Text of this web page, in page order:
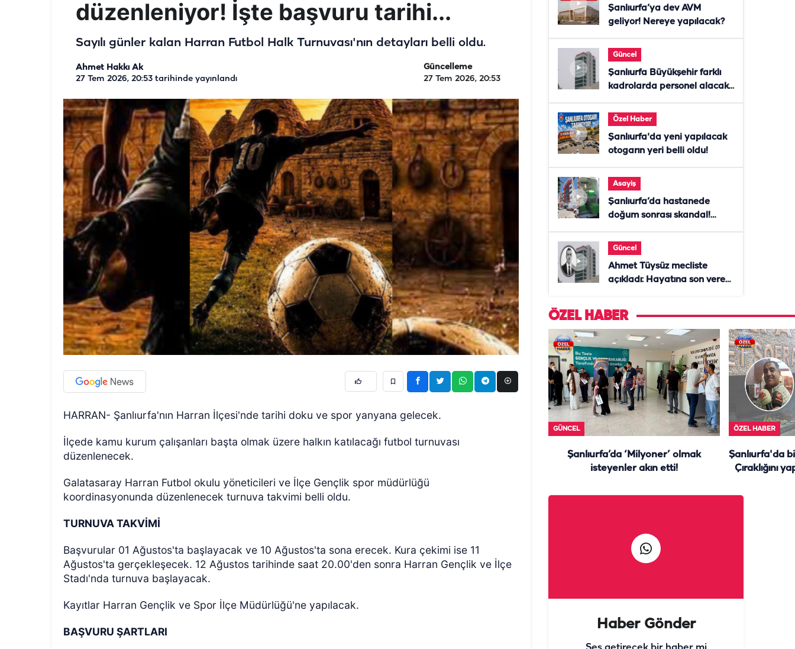
düzenleniyor! İşte başvuru tarihi...
Sayılı günler kalan Harran Futbol Halk Turnuvası'nın detayları belli oldu.
Ahmet Hakkı Ak
27 Tem 2026, 20:53 tarihinde yayınlandı
Güncelleme
27 Tem 2026, 20:53
HARRAN- Şanlıurfa'nın Harran İlçesi'nde tarihi doku ve spor yanyana gelecek.
İlçede kamu kurum çalışanları başta olmak üzere halkın katılacağı futbol turnuvası
düzenlenecek.
Galatasaray Harran Futbol okulu yöneticileri ve İlçe Gençlik spor müdürlüğü
koordinasyonunda düzenlenecek turnuva takvimi belli oldu.
TURNUVA TAKVİMİ
Başvurular 01 Ağustos'ta başlayacak ve 10 Ağustos'ta sona erecek. Kura çekimi ise 11
Ağustos'ta gerçekleşecek. 12 Ağustos tarihinde saat 20.00'den sonra Harran Gençlik ve İlçe
Stadı'nda turnuva başlayacak.
Kayıtlar Harran Gençlik ve Spor İlçe Müdürlüğü'ne yapılacak.
BAŞVURU ŞARTLARI
Şanlıurfa’ya dev AVM
geliyor! Nereye yapılacak?
Güncel
Şanlıurfa Büyükşehir farklı
kadrolarda personel alacak!
Özel Haber
Şanlıurfa'da yeni yapılacak
otogarın yeri belli oldu!
Asayiş
Şanlıurfa’da hastanede
doğum sonrası skandal!
Güncel
Ahmet Tüysüz mecliste
açıkladı: Hayatına son veren
ÖZEL HABER
GÜNCEL
Şanlıurfa’da ‘Milyoner’ olmak
isteyenler akın etti!
ÖZEL HABER
Şanlıurfa'da
Çıraklığını
Haber Gönder